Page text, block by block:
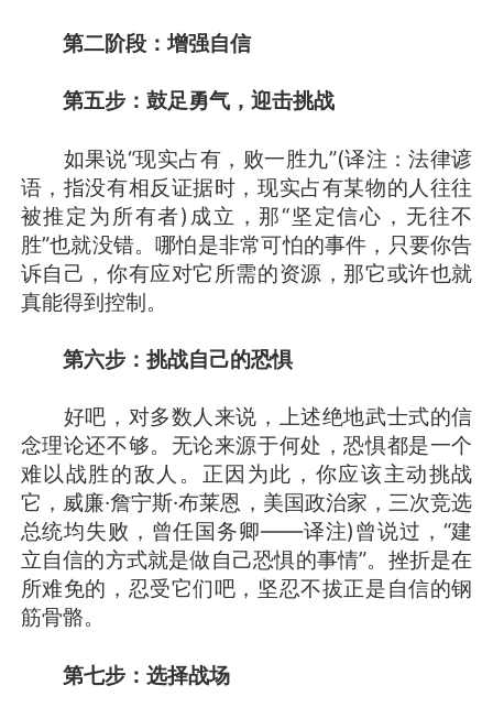
第二阶段：增强自信
第五步：鼓足勇气，迎击挑战
如果说“现实占有，败一胜九”(译注：法律谚
语，指没有相反证据时，现实占有某物的人往往
被推定为所有者)成立，那“坚定信心，无往不
胜”也就没错。哪怕是非常可怕的事件，只要你告
诉自己，你有应对它所需的资源，那它或许也就
真能得到控制。
第六步：挑战自己的恐惧
好吧，对多数人来说，上述绝地武士式的信
念理论还不够。无论来源于何处，恐惧都是一个
难以战胜的敌人。正因为此，你应该主动挑战
它，威廉·詹宁斯·布莱恩，美国政治家，三次竞选
总统均失败，曾任国务卿——译注)曾说过，“建
立自信的方式就是做自己恐惧的事情”。挫折是在
所难免的，忍受它们吧，坚忍不拔正是自信的钢
筋骨骼。
第七步：选择战场